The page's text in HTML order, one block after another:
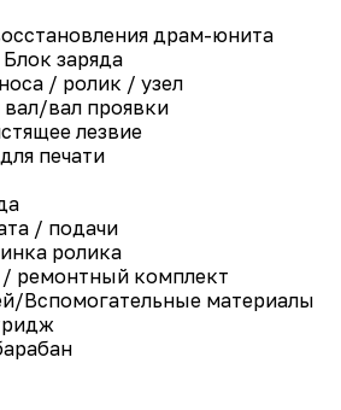
драм-юнита
заряда
/ ролик / узел
вал проявки
лезвие
печати
/ подачи
ролика
ремонтный комплект
Вспомогательные материалы